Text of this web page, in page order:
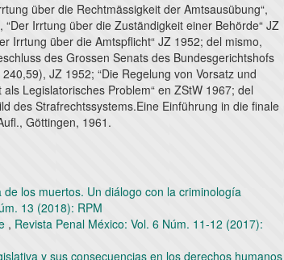
über die Rechtmässigkeit der Amtsausübung“,
“Der Irrtung über die Zuständigkeit einer Behörde“ JZ
Irrtung über die Amtspflicht“ JZ 1952; del mismo,
des Grossen Senats des Bundesgerichtshofs
JZ 1952; “Die Regelung von Vorsatz und
Legislatorisches Problem“ en ZStW 1967; del
des Strafrechtssystems.Eine Einführung in die finale
Göttingen, 1961.
los muertos. Un diálogo con la criminología
13 (2018): RPM
, Revista Penal México: Vol. 6 Núm. 11-12 (2017):
y sus consecuencias en los derechos humanos